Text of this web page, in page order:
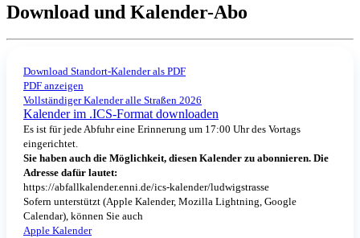
Download und Kalender-Abo
Download Standort-Kalender als PDF
PDF anzeigen
Vollständiger Kalender alle Straßen 2026
Kalender im .ICS-Format downloaden
Es ist für jede Abfuhr eine Erinnerung um 17:00 Uhr des Vortags
eingerichtet.
Sie haben auch die Möglichkeit, diesen Kalender zu abonnieren. Die
Adresse dafür lautet:
https://abfallkalender.enni.de/ics-kalender/ludwigstrasse
Sofern unterstützt (Apple Kalender, Mozilla Lightning, Google
Calendar), können Sie auch
Apple Kalender